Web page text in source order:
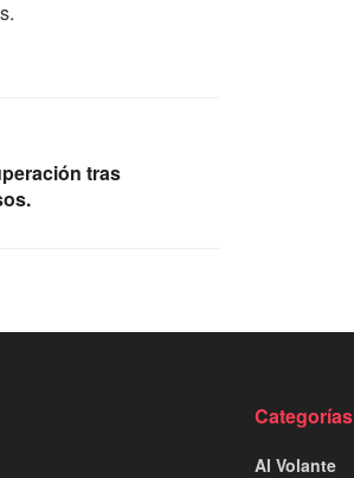
tras
Categorías
Al Volante